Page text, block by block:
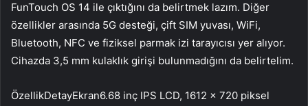
FunTouch OS 14 ile çıktığını da belirtmek lazım. Diğer
özellikler arasında 5G desteği, çift SIM yuvası, WiFi,
Bluetooth, NFC ve fiziksel parmak izi tarayıcısı yer alıyor.
Cihazda 3,5 mm kulaklık girişi bulunmadığını da belirtelim.
ÖzellikDetayEkran6.68 inç IPS LCD, 1612 x 720 piksel